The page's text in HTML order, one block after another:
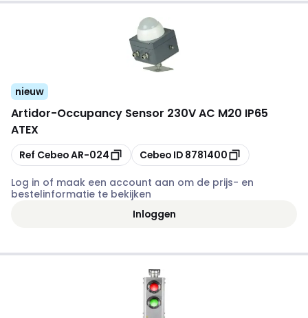
nieuw
Artidor-Occupancy Sensor 230V AC M20 IP65
ATEX
Kopiëren
Ref CebeoAR-024 Kopiëren
Cebeo ID 8781400
Log in of maak een account aan om de prijs- en
bestelinformatie te bekijken
Inloggen